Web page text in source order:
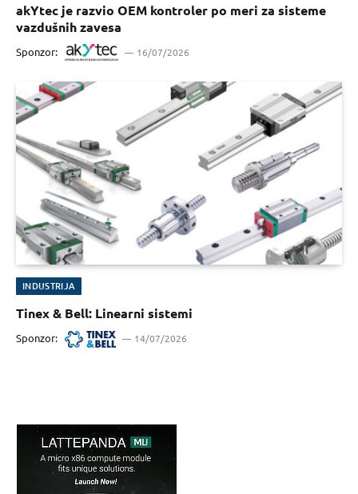
akYtec je razvio OEM kontroler po meri za sisteme
vazdušnih zavesa
Sponzor: 16/07/2026
INDUSTRIJA
Tinex & Bell: Linearni sistemi
Sponzor: 14/07/2026